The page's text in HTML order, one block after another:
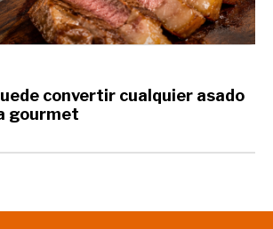
convertir cualquier asado
gourmet